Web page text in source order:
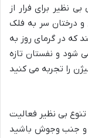
نظیر برای فرار از
درختان سر به فلک
که در گرمای روز به
شود و نفستان تازه
را تجربه می کنید
بی نظیر فعالیت
و جنب وجوش باشید